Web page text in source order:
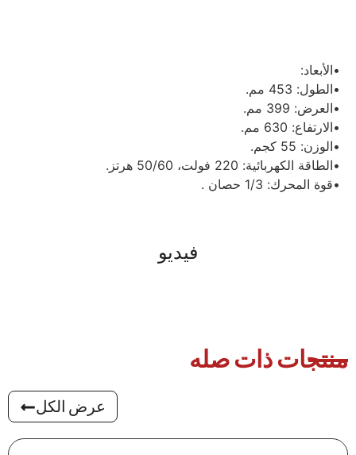
فيديو
•الأبعاد:
•الطول: 453 مم.
•العرض: 399 مم.
•الارتفاع: 630 مم.
•الوزن: 55 كجم.
•الطاقة الكهربائية: 220 فولت، 50/60 هرتز.
•قوة المحرك: 1/3 حصان .
منتجات ذات صله
عرض الكل